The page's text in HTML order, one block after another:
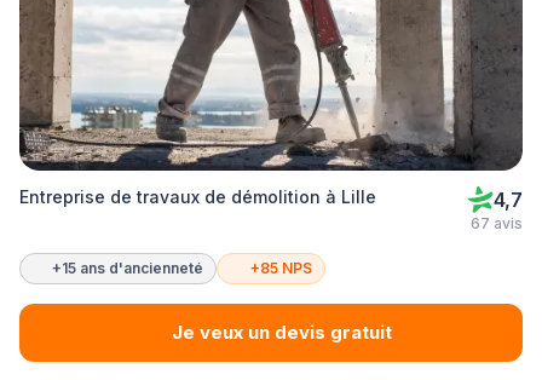
Entreprise de travaux de démolition à Lille 4,7
67 avis
+15 ans d'ancienneté +85 NPS
Je veux un devis gratuit